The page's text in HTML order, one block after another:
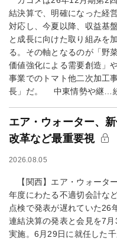
結決算で、明確になった経
対応し、今夏以降、収益基
と成長に向けた取り組みを
る。その軸となるのが「野
価値強化による需要創造」
事業でのトマト他二次加工
長」だ。 中東情勢や継…
エア・ウォーター、
改革など最重要視
2026.08.05
【関西】エア・ウォータ
年度にわたる不適切会計な
点検で発表が遅れていた26
連結決算の発表と会見を7月
実施。6月29日に就任した